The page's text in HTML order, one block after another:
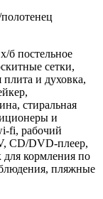
б постельное
сетки,
и духовка,
стиральная
и
fi, рабочий
CD/DVD-плеер,
для кормления по
пляжные